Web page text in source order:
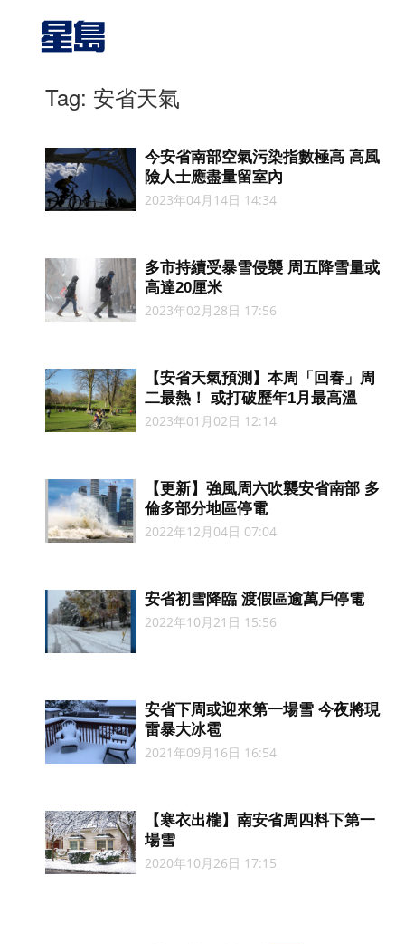
Tag: 安省天氣
今安省南部空氣污染指數極高 高風
險人士應盡量留室內
2023年04月14日 14:34
多市持續受暴雪侵襲 周五降雪量或
高達20厘米
2023年02月28日 17:56
【安省天氣預測】本周「回春」周
二最熱！ 或打破歷年1月最高溫
2023年01月02日 12:14
【更新】強風周六吹襲安省南部 多
倫多部分地區停電
2022年12月04日 07:04
安省初雪降臨 渡假區逾萬戶停電
2022年10月21日 15:56
安省下周或迎來第一場雪 今夜將現
雷暴大冰雹
2021年09月16日 16:54
【寒衣出櫳】南安省周四料下第一
場雪
2020年10月26日 17:15